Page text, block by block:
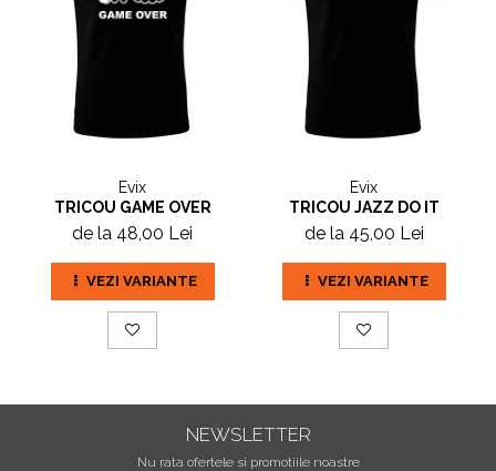
Evix
TRICOU GAME OVER
de la 48,00 Lei
VEZI VARIANTE
Evix
TRICOU JAZZ DO IT
de la 45,00 Lei
VEZI VARIANTE
NEWSLETTER
Nu rata ofertele si promotiile noastre